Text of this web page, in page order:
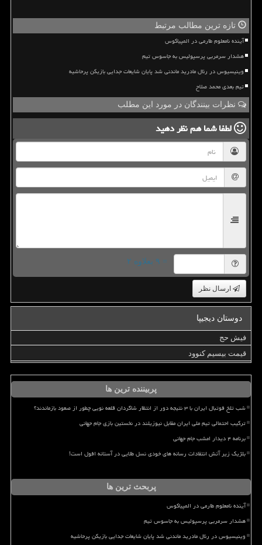
تازه ترین مطالب مرتبط
آینده نامعلوم طارمی در المپیاکوس
هشدار سرمربی پرسپولیس به جاسوس تیم
وینیسیوس در رئال مادرید ماندنی شد پایان شایعات جدایی بازیکن پرحاشیه
تیم بعدی محمد صلاح
نظرات بینندگان در مورد این مطلب
لطفا شما همنظر دهید
= ۹ بعلاوه ۲
ارسال نظر
دوستان دیجیپا
فیش حج
قیمت بیسیم کنوود
پربیننده ترین ها
شب تلخ فوتبال ایران با ۳ نتیجه دور از انتظار شاگردان قلعه نویی چطور از صعود بازماندند؟
ترکیب احتمالی تیم ملی ایران مقابل نیوزیلند در نخستین بازی جام جهانی
برنامه ۴ دیدار امشب جام جهانی
بلژیک زیر آتش انتقادات رسانه های خودی نسل طلایی در آستانه افول است!
پربحث ترین ها
آینده نامعلوم طارمی در المپیاکوس
هشدار سرمربی پرسپولیس به جاسوس تیم
وینیسیوس در رئال مادرید ماندنی شد پایان شایعات جدایی بازیکن پرحاشیه